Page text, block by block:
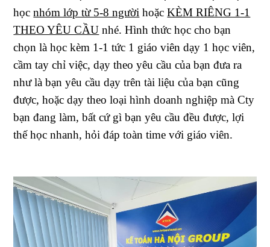
họcnhóm lớp từ 5-8 người hoặcKÈM RIÊNG 1-1
THEO YÊU CẦU nhé. Hình thức học cho bạn
chọn là học kèm 1-1 tức 1 giáo viên dạy 1 học viên,
cầm tay chỉ việc, dạy theo yêu cầu của bạn đưa ra
như là bạn yêu cầu dạy trên tài liệu của bạn cũng
được, hoặc dạy theo loại hình doanh nghiệp mà Cty
bạn đang làm, bất cứ gì bạn yêu cầu đều được, lợi
thế học nhanh, hỏi đáp toàn time với giáo viên.